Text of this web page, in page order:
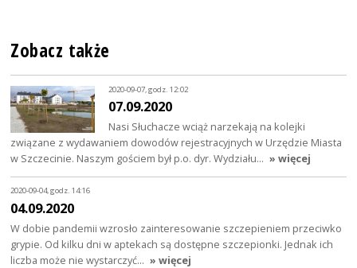
Zobacz także
2020-09-07, godz. 12:02
07.09.2020
Nasi Słuchacze wciąż narzekają na kolejki
związane z wydawaniem dowodów rejestracyjnych w Urzędzie Miasta
w Szczecinie. Naszym gościem był p.o. dyr. Wydziału… » więcej
2020-09-04, godz. 14:16
04.09.2020
W dobie pandemii wzrosło zainteresowanie szczepieniem przeciwko
grypie. Od kilku dni w aptekach są dostępne szczepionki. Jednak ich
liczba może nie wystarczyć… » więcej